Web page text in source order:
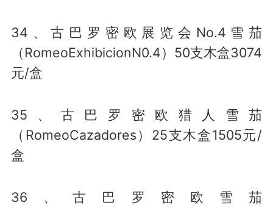
34、古巴罗密欧展览会No.4雪茄
（RomeoExhibicionN0.4）50支木盒3074
元/盒
35、古巴罗密欧猎人雪茄
（RomeoCazadores）25支木盒1505元/
盒
36、古巴罗密欧雪茄